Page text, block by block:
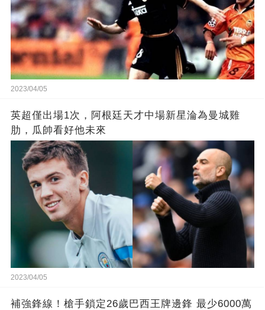
2023/04/05
英超僅出場1次，阿根廷天才中場新星淪為曼城雞
肋，瓜帥看好他未來
2023/04/05
補強鋒線！槍手鎖定26歲巴西王牌邊鋒 最少6000萬